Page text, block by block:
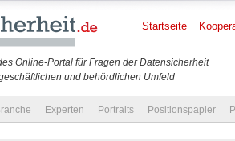
Online-Portal für Fragen der Datensicherheit
und behördlichen Umfeld
Startseite
Experten Portraits Positionspapier